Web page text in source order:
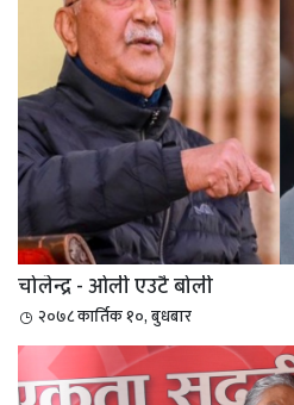
चोलेन्द्र - ओली एउटै बोली
२०७८ कार्तिक १०, बुधबार